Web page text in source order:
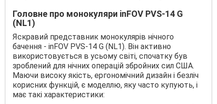
Головне про монокуляри inFOV PVS-14 G
(NL1)
Яскравий представник монокулярів нічного
бачення - inFOV PVS-14 G (NL1). Він активно
використовується в усьому світі, спочатку був
зроблений для нічних операцій збройних сил США.
Маючи високу якість, ергономічний дизайн і безліч
корисних функцій, є моделлю, яку часто купують, і
має такі характеристики: